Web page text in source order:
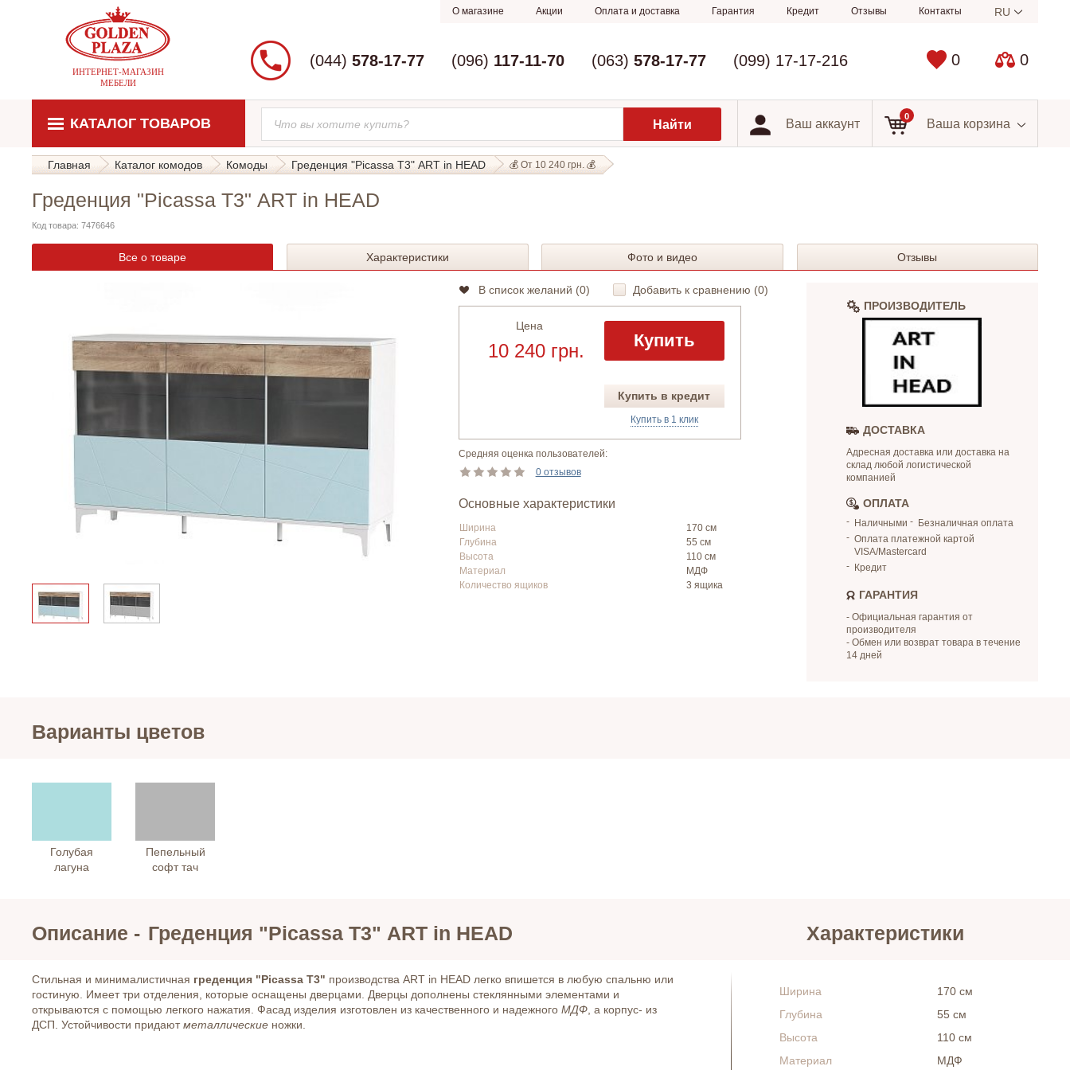
ИНТЕРНЕТ-МАГАЗИН
МЕБЕЛИ
О магазине Акции Оплата и доставка Гарантия Кредит Отзывы Контакты RU
0 0
(044) 578-17-77 (096) 117-11-70 (063) 578-17-77 (099) 17-17-216
КАТАЛОГ ТОВАРОВ Ваш аккаунт
0
Ваша корзина
Главная Каталог комодов Комоды Греденция "Picassa Т3" ART in HEAD 💰 От 10 240 грн. 💰
Греденция "Picassa Т3" ART in HEAD
Код товара: 7476646
Все о товаре Характеристики Фото и видео Отзывы
В список желаний (0) Добавить к сравнению (0)
Цена
10 240 грн. Купить
Купить в кредит
Купить в 1 клик
Средняя оценка пользователей:
0 отзывов
Основные характеристики
Ширина
170 см
Глубина
55 см
Высота
110 см
Материал
МДФ
Количество ящиков
3 ящика
ПРОИЗВОДИТЕЛЬ
ДОСТАВКА
Адресная доставка или доставка на
склад любой логистической
компанией
ОПЛАТА
Наличными
Безналичная оплата
Оплата платежной картой
VISA/Mastercard
Кредит
ГАРАНТИЯ
- Официальная гарантия от
производителя
- Обмен или возврат товара в течение
14 дней
Варианты цветов
Голубая
лагуна
Пепельный
софт тач
Описание - Греденция "Picassa Т3" ART in HEAD Характеристики
Стильная и минималистичная греденция "Picassa Т3" производства ART in HEAD легко впишется в любую спальню или
гостиную. Имеет три отделения, которые оснащены дверцами. Дверцы дополнены стеклянными элементами и
открываются с помощью легкого нажатия. Фасад изделия изготовлен из качественного и надежного МДФ , а корпус- из
ДСП. Устойчивости придаютметаллические ножки.
Ширина
170 см
Глубина
55 см
Высота
110 см
Материал
МДФ